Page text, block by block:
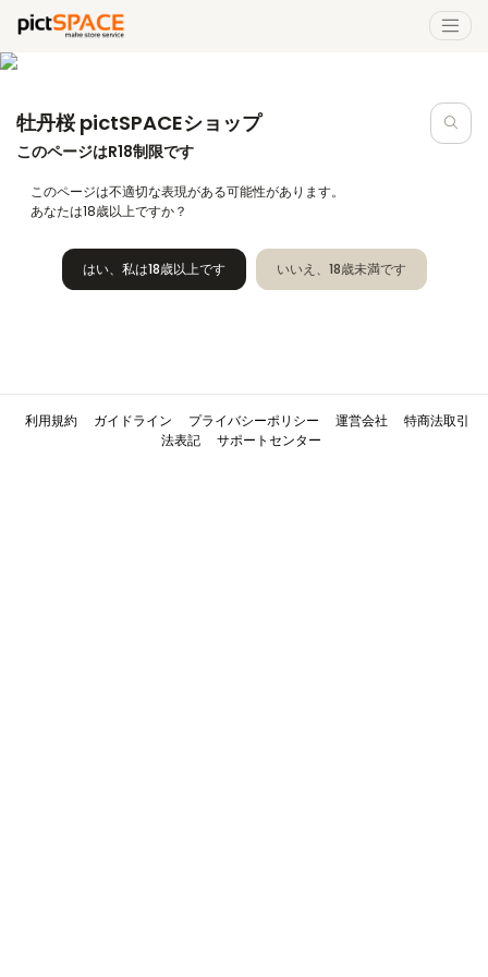
牡丹桜 pictSPACEショップ
このページはR18制限です
このページは不適切な表現がある可能性があります。
あなたは18歳以上ですか？
はい、私は18歳以上です いいえ、18歳未満です
利用規約 ガイドライン プライバシーポリシー 運営会社
特商法取引
法表記
サポートセンター